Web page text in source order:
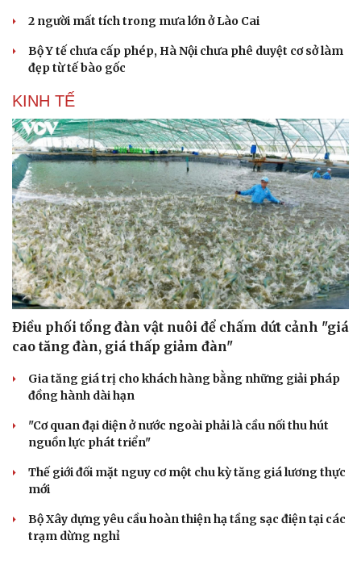
Cải chính
2 người mất tích trong mưa lớn ở Lào Cai
Bộ Y tế chưa cấp phép, Hà Nội chưa phê duyệt cơ sở làm
đẹp từ tế bào gốc
KINH TẾ
Điều phối tổng đàn vật nuôi để chấm dứt cảnh "giá
cao tăng đàn, giá thấp giảm đàn"
Gia tăng giá trị cho khách hàng bằng những giải pháp
đồng hành dài hạn
"Cơ quan đại diện ở nước ngoài phải là cầu nối thu hút
nguồn lực phát triển"
Thế giới đối mặt nguy cơ một chu kỳ tăng giá lương thực
mới
Bộ Xây dựng yêu cầu hoàn thiện hạ tầng sạc điện tại các
trạm dừng nghỉ